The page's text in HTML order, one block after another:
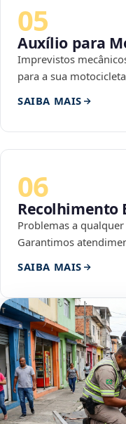
05
Auxílio para
Imprevistos
para a sua
SAIBA MAIS
06
Recolhimento
Problemas a
Garantimos
SAIBA MAIS